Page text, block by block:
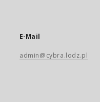
E-Mail
admin@cybra.lodz.pl